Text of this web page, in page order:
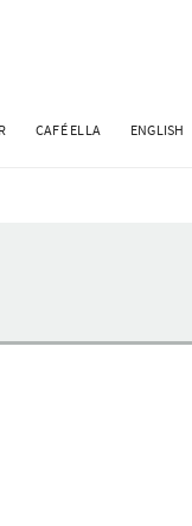
CAFÉ ELLA ENGLISH